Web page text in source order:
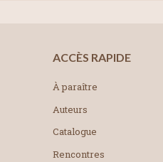
ACCÈS RAPIDE
À paraître
Auteurs
Catalogue
Rencontres